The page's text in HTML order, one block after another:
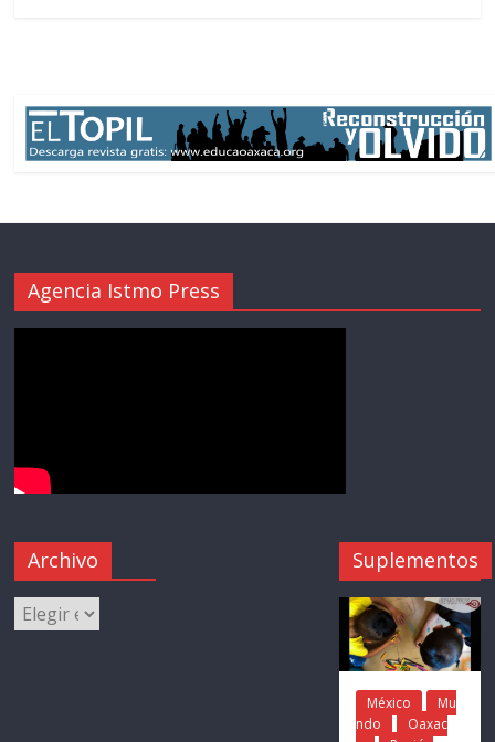
Agencia Istmo Press
Archivo Suplementos
México
Mu
ndo
Oaxac